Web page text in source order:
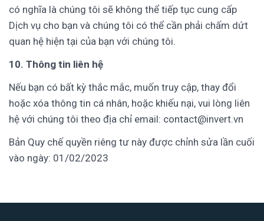
có nghĩa là chúng tôi sẽ không thể tiếp tục cung cấp
Dịch vụ cho bạn và chúng tôi có thể cần phải chấm dứt
quan hệ hiện tại của bạn với chúng tôi.
10. Thông tin liên hệ
Nếu bạn có bất kỳ thắc mắc, muốn truy cập, thay đổi
hoặc xóa thông tin cá nhân, hoặc khiếu nại, vui lòng liên
hệ với chúng tôi theo địa chỉ email: contact@invert.vn
Bản Quy chế quyền riêng tư này được chỉnh sửa lần cuối
vào ngày: 01/02/2023